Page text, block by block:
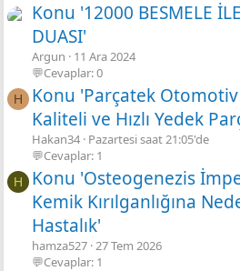
Konu '12000 BESMELE
DUASI'
Argun
11 Ara 2024
💬Cevaplar: 0
H
Konu 'Parçatek
Kaliteli ve Hızlı Yedek
Hakan34 Pazartesi saat 21:05'de
💬Cevaplar: 1
H
Konu 'Osteogenezis
Kemik Kırılganlığına
Hastalık'
hamza527 27 Tem 2026
💬Cevaplar: 1